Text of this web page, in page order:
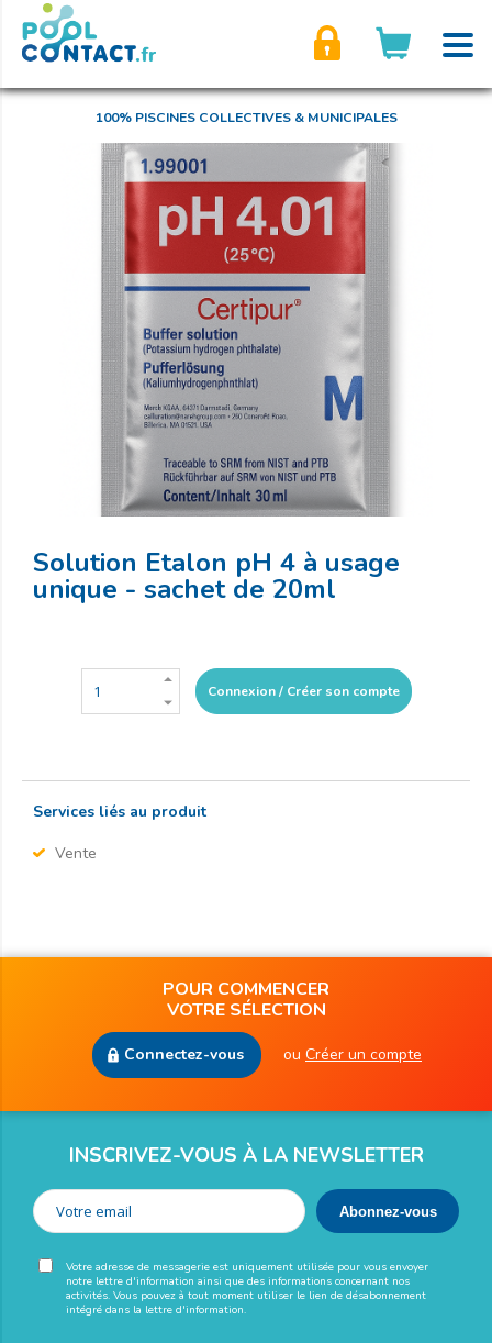
100% PISCINES COLLECTIVES & MUNICIPALES
Solution Etalon pH 4 à usage
unique - sachet de 20ml
Connexion / Créer son compte
Services liés au produit
Vente
POUR COMMENCER
VOTRE SÉLECTION
Connectez-vous ou Créer un compte
INSCRIVEZ-VOUS À LA NEWSLETTER
Votre adresse de messagerie est uniquement utilisée pour vous envoyer
notre lettre d'information ainsi que des informations concernant nos
activités. Vous pouvez à tout moment utiliser le lien de désabonnement
intégré dans la lettre d'information.